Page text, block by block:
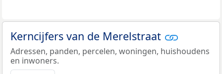
Kerncijfers van de Merelstraat
Adressen, panden, percelen, woningen, huishoudens
en inwoners.